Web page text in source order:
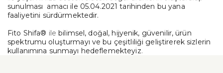
sunulması amacı ile 05.04.2021 tarihinden bu yana
faaliyetini sürdürmektedir.
Fito Shifa® ilebilimsel, doğal, hijyenik, güvenilir, ürün
spektrumu oluşturmayı ve bu çeşitliliği geliştirerek sizlerin
kullanımına sunmayı hedeflemekteyiz.